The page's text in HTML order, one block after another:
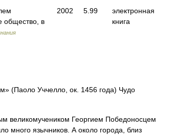
общество, в
2002 5.99
электронная
книга
(Паоло Уччелло, ок. 1456 года) Чудо
великомучеником Георгием Победоносцем
много язычников. А около города, близ